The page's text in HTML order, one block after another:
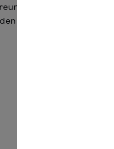
Vogel Piwi, ein Bett
Fluss. Doch jetzt gilt es